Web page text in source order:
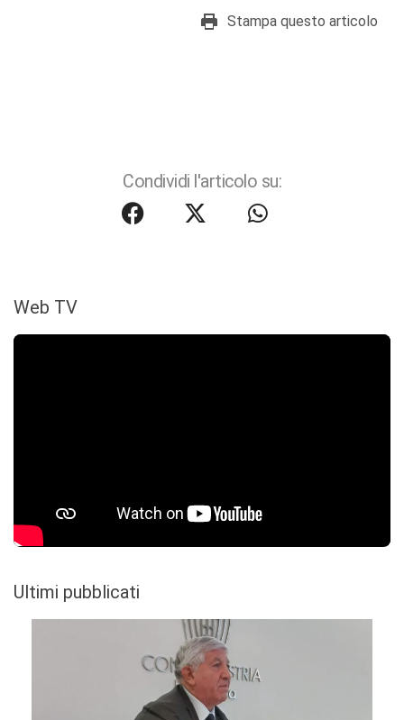
Stampa questo articolo
Condividi l'articolo su:
Web TV
Ultimi pubblicati